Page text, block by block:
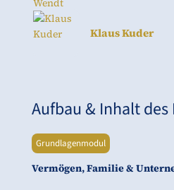
Klaus Kuder
Aufbau & Inhalt des
Grundlagenmodul
Vermögen, Familie &